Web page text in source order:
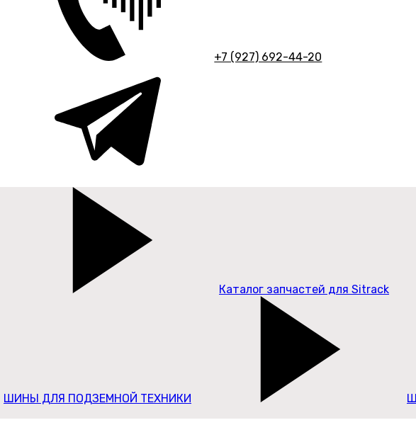
+7 (927) 692-44-20
Каталог запчастей для Sitrack
ШИНЫ ДЛЯ ПОДЗЕМНОЙ ТЕХНИКИ